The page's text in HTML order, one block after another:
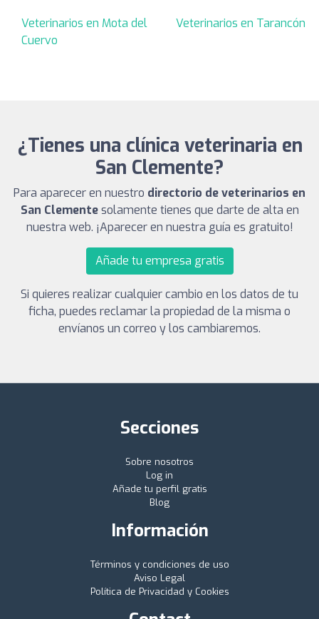
Veterinarios en Mota del
Cuervo
Veterinarios en Tarancón
¿Tienes una clínica veterinaria en
San Clemente?
Para aparecer en nuestro directorio de veterinarios en
San Clementesolamente tienes que darte de alta en
nuestra web. ¡Aparecer en nuestra guía es gratuito!
Añade tu empresa gratis
Si quieres realizar cualquier cambio en los datos de tu
ficha, puedes reclamar la propiedad de la misma o
envíanos un correo y los cambiaremos.
Secciones
Sobre nosotros
Log in
Añade tu perfil gratis
Blog
Información
Términos y condiciones de uso
Aviso Legal
Política de Privacidad y Cookies